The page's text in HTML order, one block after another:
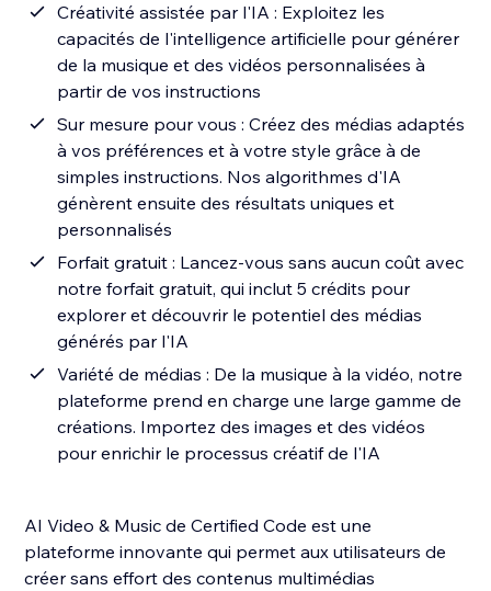
Créativité assistée par l'IA : Exploitez les
capacités de l'intelligence artificielle pour générer
de la musique et des vidéos personnalisées à
partir de vos instructions
Sur mesure pour vous : Créez des médias adaptés
à vos préférences et à votre style grâce à de
simples instructions. Nos algorithmes d'IA
génèrent ensuite des résultats uniques et
personnalisés
Forfait gratuit : Lancez-vous sans aucun coût avec
notre forfait gratuit, qui inclut 5 crédits pour
explorer et découvrir le potentiel des médias
générés par l'IA
Variété de médias : De la musique à la vidéo, notre
plateforme prend en charge une large gamme de
créations. Importez des images et des vidéos
pour enrichir le processus créatif de l'IA
AI Video & Music de Certified Code est une
plateforme innovante qui permet aux utilisateurs de
créer sans effort des contenus multimédias